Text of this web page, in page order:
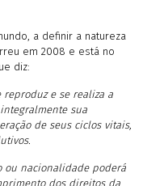
a definir a natureza
em 2008 e está no
diz:
reproduz e se realiza a
sua
de seus ciclos vitais,
ou nacionalidade poderá
dos direitos da